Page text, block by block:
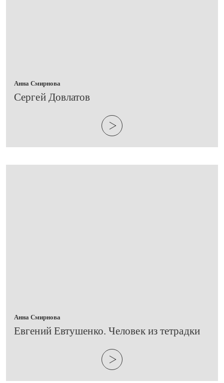
Анна Смирнова
​Сергей Довлатов
Анна Смирнова
Евгений Евтушенко. Человек из тетрадки